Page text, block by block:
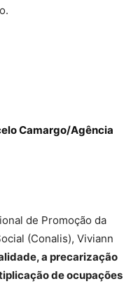
Camargo/Agência
de Promoção da
(Conalis), Viviann
a precarização
de ocupações